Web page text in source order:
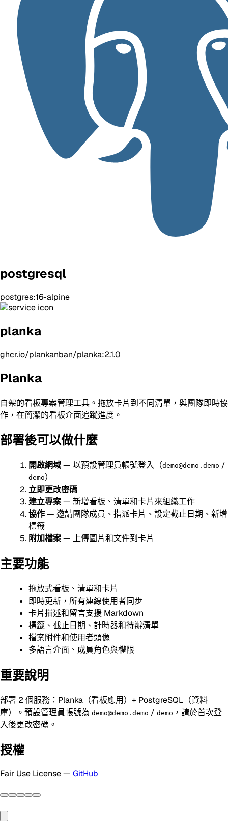
postgresql
postgres:16-alpine
planka
ghcr.io/plankanban/planka:2.1.0
Planka
自架的看板專案管理工具。拖放卡片到不同清單，與團隊即時協
作，在簡潔的看板介面追蹤進度。
部署後可以做什麼
開啟網域— 以預設管理員帳號登入（demo@demo.demo /
demo）
立即更改密碼
建立專案— 新增看板、清單和卡片來組織工作
協作— 邀請團隊成員、指派卡片、設定截止日期、新增
標籤
附加檔案— 上傳圖片和文件到卡片
主要功能
拖放式看板、清單和卡片
即時更新，所有連線使用者同步
卡片描述和留言支援 Markdown
標籤、截止日期、計時器和待辦清單
檔案附件和使用者頭像
多語言介面、成員角色與權限
重要說明
部署 2 個服務：Planka（看板應用）+ PostgreSQL（資料
庫）。預設管理員帳號為 demo@demo.demo / demo ，請於首次登
入後更改密碼。
授權
Fair Use License — GitHub